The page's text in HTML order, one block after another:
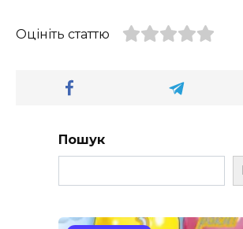
Оцініть статтю
Пошук